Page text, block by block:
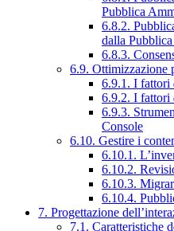
Pubblica
6.8.2.
dalla
6.8.3.
6.9. Ottimizzazione
6.9.1. I fattori
6.9.2. I fattori
6.9.3.
Console
6.10. Gestire i
6.10.1.
6.10.2.
6.10.3.
6.10.4.
7. Progettazione
7.1. Caratteristiche